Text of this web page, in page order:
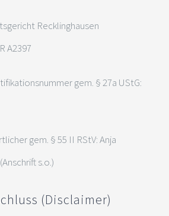
Recklinghausen
A2397
gem. § 27a UStG:
gem. § 55 II RStV: Anja
s.o.)
(Disclaimer)